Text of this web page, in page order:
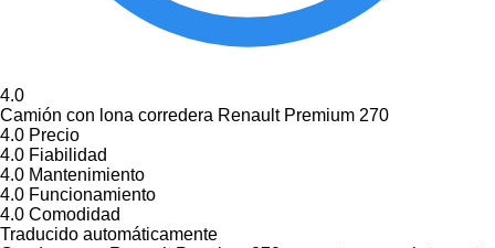
4.0
Camión con lona corredera Renault Premium 270
4.0 Precio
4.0 Fiabilidad
4.0 Mantenimiento
4.0 Funcionamiento
4.0 Comodidad
Traducido automáticamente